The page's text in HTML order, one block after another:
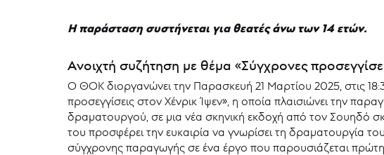
Η παράσταση συστήνεται για θεατές άνω των 14 ετών.
Aνοιχτή συζήτηση με θέμα «Σύγχρονες
Ο ΘΟΚ διοργανώνει την Παρασκευή 21 Μαρτίου 2025, στις
προσεγγίσεις στον Χένρικ Ίψεν», η οποία πλαισιώνει την
δραματουργού, σε μια νέα σκηνική εκδοχή από τον Σουηδό
του προσφέρει την ευκαιρία να γνωρίσει τη δραματουργία
σύγχρονης παραγωγής σε ένα έργο που παρουσιάζεται